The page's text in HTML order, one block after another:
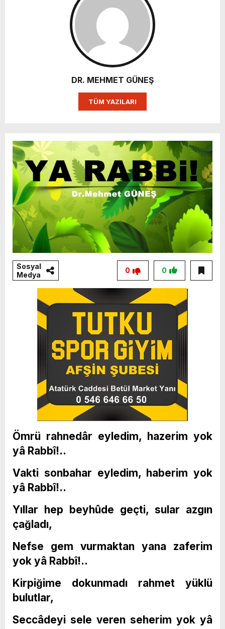
DR. MEHMET GÜNEŞ
TÜM YAZILARI
Sosyal
Medya
0
0
Ömrü rahnedâr eyledim, hazerim yok
yâ Rabbî!..
Vakti sonbahar eyledim, haberim yok
yâ Rabbî!..
Yıllar hep beyhûde geçti, sular azgın
çağladı,
Nefse gem vurmaktan yana zaferim
yok yâ Rabbî!..
Kirpiğime dokunmadı rahmet yüklü
bulutlar,
Seccâdeyi sele veren seherim yok yâ